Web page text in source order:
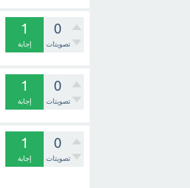
0
تصويتات
1
إجابة
0
تصويتات
1
إجابة
0
تصويتات
1
إجابة